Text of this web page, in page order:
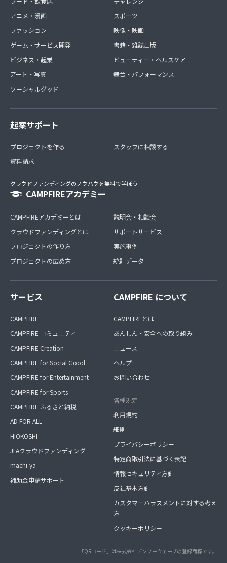
アニメ・漫画
ファッション
ゲーム・サービス開発
ビジネス・起業
アート・写真
ソーシャルグッド
スポーツ
映像・映画
書籍・雑誌出版
ビューティー・ヘルスケア
舞台・パフォーマンス
起案サポート
プロジェクトを作る
資料請求
スタッフに相談する
クラウドファンディングのノウハウを無料で学ぼう
CAMPFIREアカデミー
CAMPFIREアカデミーとは
クラウドファンディングとは
プロジェクトの作り方
プロジェクトの広め方
説明会・相談会
サポートサービス
実施事例
統計データ
サービス
CAMPFIRE
CAMPFIRE コミュニティ
CAMPFIRE Creation
CAMPFIRE for Social Good
CAMPFIRE for Entertainment
CAMPFIRE for Sports
CAMPFIRE ふるさと納税
AD FOR ALL
HIOKOSHI
JFAクラウドファンディング
machi-ya
補助金申請サポート
CAMPFIRE について
CAMPFIREとは
あんしん・安全への取り組み
ニュース
ヘルプ
お問い合わせ
各種規定
利用規約
細則
プライバシーポリシー
特定商取引法に基づく表記
情報セキュリティ方針
反社基本方針
カスタマーハラスメントに対する考え
方
クッキーポリシー
「QRコード」は株式会社デンソーウェーブの登録商標です。